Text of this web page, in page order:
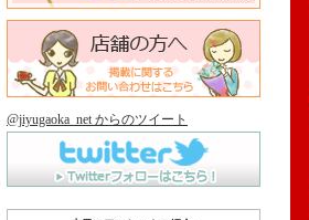
@jiyugaoka_net からのツイート